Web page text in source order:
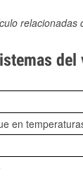
del
en